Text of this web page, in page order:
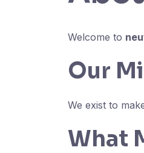
Welcome to
Our
We exist to
What